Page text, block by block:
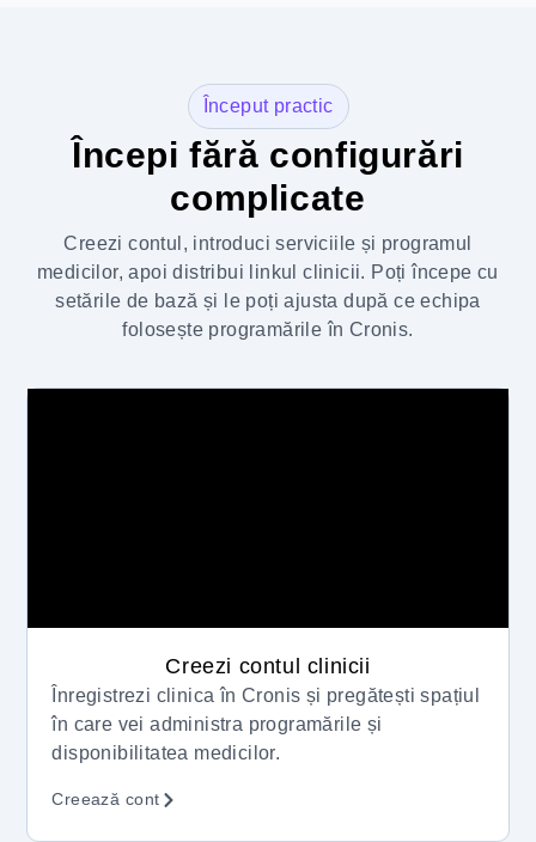
Început practic
Începi fără configurări
complicate
Creezi contul, introduci serviciile și programul
medicilor, apoi distribui linkul clinicii. Poți începe cu
setările de bază și le poți ajusta după ce echipa
folosește programările în Cronis.
Creezi contul clinicii
Înregistrezi clinica în Cronis și pregătești spațiul
în care vei administra programările și
disponibilitatea medicilor.
Creează cont